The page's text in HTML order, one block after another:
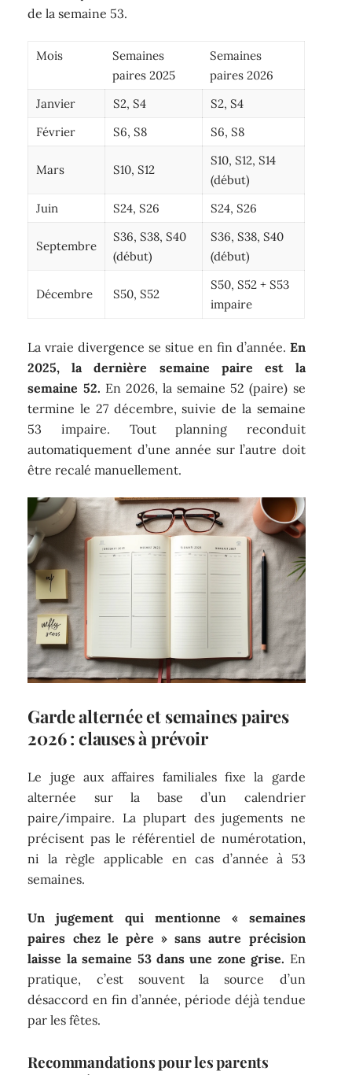
de la semaine 53.
Mois
Semaines
paires 2025
Semaines
paires 2026
Janvier
S2, S4
S2, S4
Février
S6, S8 S6, S8
Mars S10, S12
S10, S12, S14
(début)
Juin
S24, S26 S24, S26
Septembre
S36, S38, S40
(début)
S36, S38, S40
(début)
Décembre S50, S52
S50, S52 + S53
impaire
La vraie divergence se situe en fin d’année. En
2025, la dernière semaine paire est la
semaine 52. En 2026, la semaine 52 (paire) se
termine le 27 décembre, suivie de la semaine
53 impaire. Tout planning reconduit
automatiquement d’une année sur l’autre doit
être recalé manuellement.
Garde alternée et semaines paires
2026 : clauses à prévoir
Le juge aux affaires familiales fixe la garde
alternée sur la base d’un calendrier
paire/impaire. La plupart des jugements ne
précisent pas le référentiel de numérotation,
ni la règle applicable en cas d’année à 53
semaines.
Un jugement qui mentionne « semaines
paires chez le père » sans autre précision
laisse la semaine 53 dans une zone grise. En
pratique, c’est souvent la source d’un
désaccord en fin d’année, période déjà tendue
par les fêtes.
Recommandations pour les parents